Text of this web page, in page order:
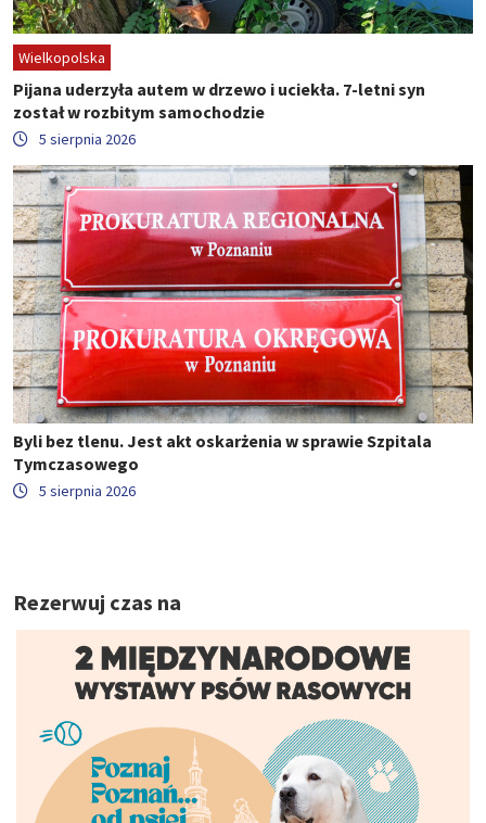
Wielkopolska
Pijana uderzyła autem w drzewo i uciekła. 7-letni syn
został w rozbitym samochodzie
5 sierpnia 2026
Byli bez tlenu. Jest akt oskarżenia w sprawie Szpitala
Tymczasowego
5 sierpnia 2026
Rezerwuj czas na